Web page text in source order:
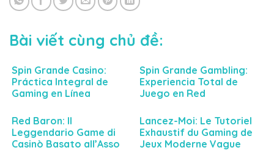
Bài viết cùng chủ đề:
Spin Grande Casino:
Práctica Integral de
Gaming en Línea
Spin Grande Gambling:
Experiencia Total de
Juego en Red
Red Baron: Il
Leggendario Game di
Casinò Basato all’Asso
Lancez-Moi: Le Tutoriel
Exhaustif du Gaming de
Jeux Moderne Vague